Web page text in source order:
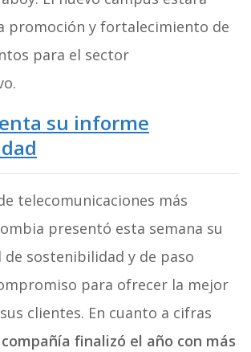
promoción y fortalecimiento de
para el sector
su informe
telecomunicaciones más
presentó esta semana su
sostenibilidad y de paso
para ofrecer la mejor
clientes. En cuanto a cifras
finalizó el año con más